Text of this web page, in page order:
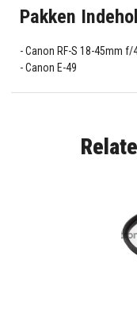
Pakken
Canon RF-S 18-45mm f/
Canon E-49